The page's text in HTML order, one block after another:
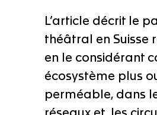
L’article décrit le
théâtral en Suisse
en le considérant
écosystème plus
perméable, dans